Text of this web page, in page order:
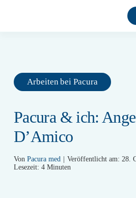
Arbeiten bei Pacura
Pacura & ich:
D’Amico
Von Pacura med Veröffentlicht am: 28.
Lesezeit: 4 Minuten